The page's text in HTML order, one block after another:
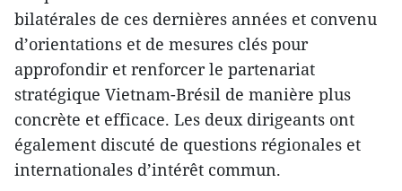
bilatérales de ces dernières années et convenu
d’orientations et de mesures clés pour
approfondir et renforcer le partenariat
stratégique Vietnam-Brésil de manière plus
concrète et efficace. Les deux dirigeants ont
également discuté de questions régionales et
internationales d’intérêt commun.